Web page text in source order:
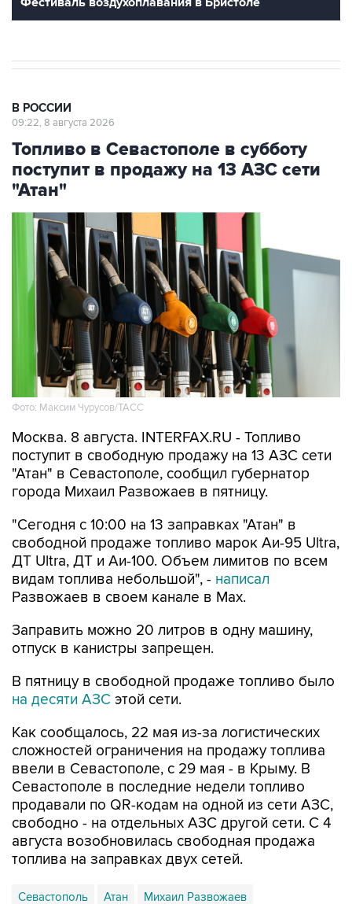
Топливо в Севастополе в субботу
поступит в продажу на 13 АЗС сети
"Атан"
Фото: Максим Чурусов/ТАСС
Москва. 8 августа. INTERFAX.RU - Топливо
"Атан" в Севастополе, сообщил губернатор
города Михаил Развожаев в пятницу.
"Сегодня с 10:00 на 13 заправках "Атан" в
ДТ Ultra, ДТ и Аи-100. Объем лимитов по всем
видам топлива небольшой", - написал
Развожаев в своем канале в Max.
Заправить можно 20 литров в одну машину,
В пятницу в свободной продаже топливо было
Как сообщалось, 22 мая из-за логистических
ввели в Севастополе, с 29 мая - в Крыму. В
Севастополе в последние недели топливо
продавали по QR-кодам на одной из сети АЗС,
свободно - на отдельных АЗС другой сети. С 4
августа возобновилась свободная продажа
топлива на заправках двух сетей.
Севастополь Атан Михаил Развожаев